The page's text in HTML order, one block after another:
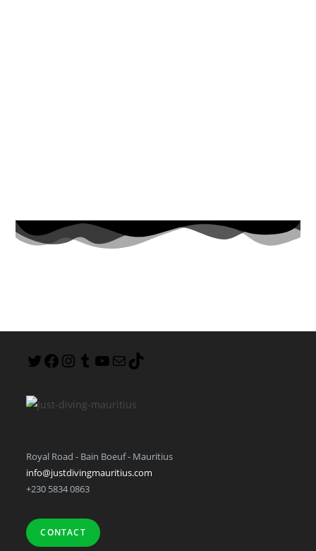
Royal Road - Bain Boeuf - Mauritius
info@justdivingmauritius.com
+230 5834 0863
CONTACT